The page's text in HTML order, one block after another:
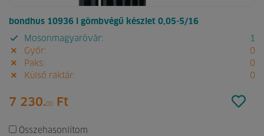
bondhus 10936 l gömbvégű készlet 0,05-5/16
Mosonmagyaróvár:
1
Győr:
0
Paks:
0
Külső raktár:
0
7 230.00 Ft
Összehasonlítom